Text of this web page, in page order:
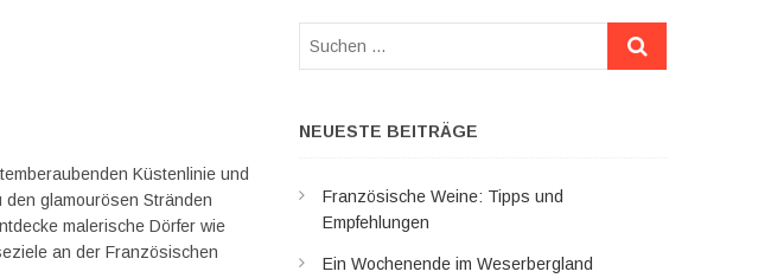
Küstenlinie und
den glamourösen Stränden
malerische Dörfer wie
an der Französischen
Suchen
NEUESTE BEITRÄGE
Französische Weine: Tipps und
Empfehlungen
Ein Wochenende im Weserbergland